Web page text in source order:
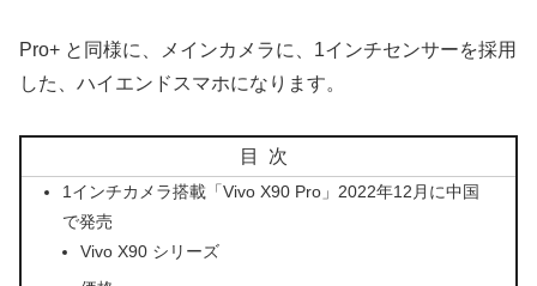
Pro+ と同様に、メインカメラに、1インチセンサーを採用
した、ハイエンドスマホになります。
目次
1インチカメラ搭載「Vivo X90 Pro」2022年12月に中国
で発売
Vivo X90 シリーズ